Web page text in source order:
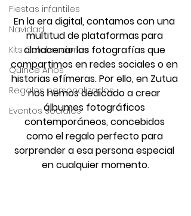
Fiestas infantiles
Navidad
Kits Celebraciones
Quince Años
Regalos personalizados
Eventos sociales
En la era digital, contamos con una
multitud de plataformas para
almacenar las fotografías que
compartimos en redes sociales o en
historias efímeras. Por ello, en Zutua
nos hemos dedicado a crear
álbumes fotográficos
contemporáneos, concebidos
como el regalo perfecto para
sorprender a esa persona especial
en cualquier momento.